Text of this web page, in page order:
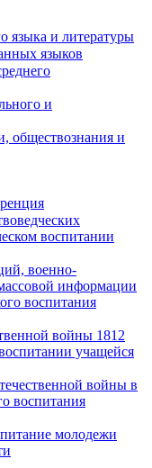
языка и литературы
языков
и
обществознания и
воспитании
военно-
информации
воспитания
войны 1812
учащейся
войны в
воспитания
молодежи